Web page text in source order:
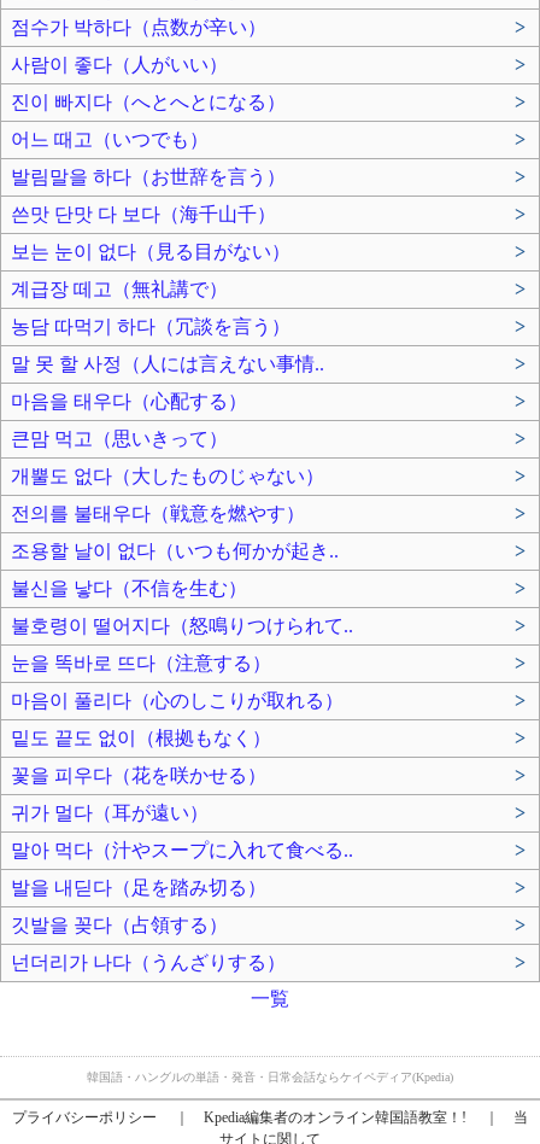
점수가 박하다（点数が辛い）
>
사람이 좋다（人がいい）
>
진이 빠지다（へとへとになる）
>
어느 때고（いつでも）
>
발림말을 하다（お世辞を言う）
>
쓴맛 단맛 다 보다（海千山千）
>
보는 눈이 없다（見る目がない）
>
계급장 떼고（無礼講で）
>
농담 따먹기 하다（冗談を言う）
>
말 못 할 사정（人には言えない事情..
>
마음을 태우다（心配する）
>
큰맘 먹고（思いきって）
>
개뿔도 없다（大したものじゃない）
>
전의를 불태우다（戦意を燃やす）
>
조용할 날이 없다（いつも何かが起き..
>
불신을 낳다（不信を生む）
>
불호령이 떨어지다（怒鳴りつけられて..
>
눈을 똑바로 뜨다（注意する）
>
마음이 풀리다（心のしこりが取れる）
>
밑도 끝도 없이（根拠もなく）
>
꽃을 피우다（花を咲かせる）
>
귀가 멀다（耳が遠い）
>
말아 먹다（汁やスープに入れて食べる..
>
발을 내딛다（足を踏み切る）
>
깃발을 꽂다（占領する）
>
넌더리가 나다（うんざりする）
>
一覧
韓国語・ハングルの単語・発音・日常会話ならケイペディア(Kpedia)
プライバシーポリシー Kpedia編集者のオンライン韓国語教室！!
当
サイトに関して